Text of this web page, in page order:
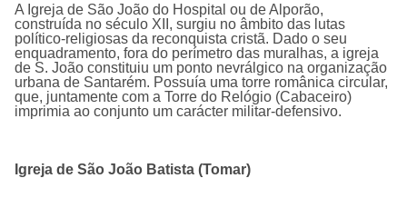
A Igreja de São João do Hospital ou de Alporão,
construída no século XII, surgiu no âmbito das lutas
político-religiosas da reconquista cristã. Dado o seu
enquadramento, fora do perímetro das muralhas, a igreja
de S. João constituiu um ponto nevrálgico na organização
urbana de Santarém. Possuía uma torre românica circular,
que, juntamente com a Torre do Relógio (Cabaceiro)
imprimia ao conjunto um carácter militar-defensivo.
Igreja de São João Batista (Tomar)